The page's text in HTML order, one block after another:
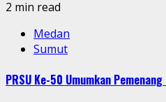
2 min read
Medan
Sumut
PRSU Ke-50 Umumkan